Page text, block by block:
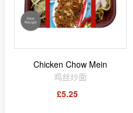
Chicken Chow Mein
鸡丝炒面
£5.25